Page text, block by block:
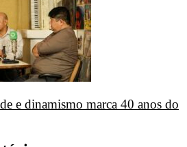
e dinamismo marca 40 anos do